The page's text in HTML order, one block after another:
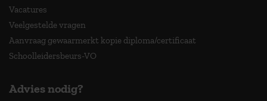
Vacatures
Veelgestelde vragen
Aanvraag gewaarmerkt kopie diploma/certificaat
Schoolleidersbeurs-VO
Advies nodig?